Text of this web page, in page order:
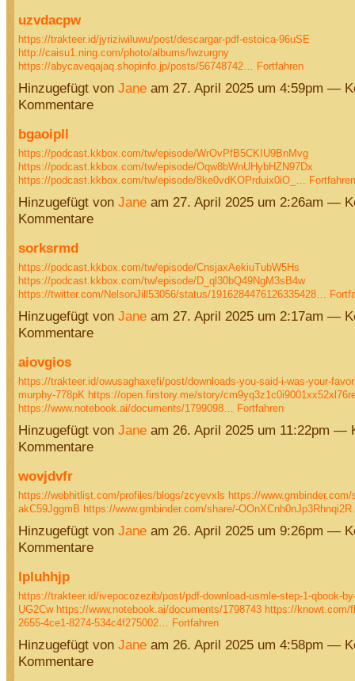
uzvdacpw
https://trakteer.id/jyriziwiluwu/post/descargar-pdf-estoica-96uSE
http://caisu1.ning.com/photo/albums/lwzurgny
https://abycaveqajaq.shopinfo.jp/posts/56748742…
Fortfahren
Hinzugefügt von Janeam 27. April 2025 um 4:59pm —
Kommentare
bgaoipll
https://podcast.kkbox.com/tw/episode/WrOvPfB5CKIU9BnMvg
https://podcast.kkbox.com/tw/episode/Oqw8bWnUHybHZN97Dx
https://podcast.kkbox.com/tw/episode/8ke0vdKOPrduix0iO_…
Fortfahren
Hinzugefügt von Janeam 27. April 2025 um 2:26am —
Kommentare
sorksrmd
https://podcast.kkbox.com/tw/episode/CnsjaxAekiuTubW5Hs
https://podcast.kkbox.com/tw/episode/D_ql30bQ49NgM3sB4w
https://twitter.com/NelsonJill53056/status/1916284476126335428…
Hinzugefügt von Janeam 27. April 2025 um 2:17am —
Kommentare
aiovgios
https://trakteer.id/owusaghaxefi/post/downloads-you-said-i-was-your-
murphy-778pK https://open.firstory.me/story/
https://www.notebook.ai/documents/1799098…
Fortfahren
Hinzugefügt von Janeam 26. April 2025 um 11:22pm —
Kommentare
wovjdvfr
https://webhitlist.com/profiles/blogs/zcyevxls https://
akC59JggmB https://www.gmbinder.com/share/-
Hinzugefügt von Janeam 26. April 2025 um 9:26pm —
Kommentare
lpluhhjp
https://trakteer.id/ivepocozezib/post/pdf-download-usmle-step-1-qbook-
UG2Cw https://www.notebook.ai/documents/1798743 https://knowt.com/
2655-4ce1-8274-534c4f275002…
Fortfahren
Hinzugefügt von Janeam 26. April 2025 um 4:58pm —
Kommentare